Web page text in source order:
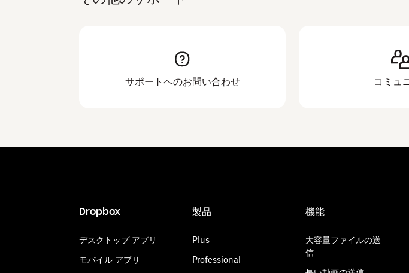
サポートへのお問い合わせ コミュ
Dropbox
デスクトップ アプリ
モバイル アプリ
製品
Plus
Professional
機能
大容量ファイルの送
信